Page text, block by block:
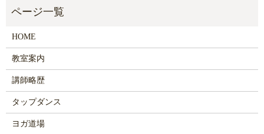
HOME
教室案内
講師略歴
タップダンス
ヨガ道場